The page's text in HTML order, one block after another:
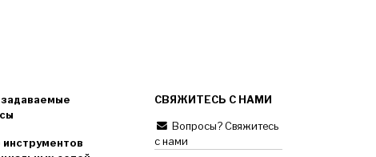
инструментов
СВЯЖИТЕСЬ С НАМИ
Вопросы? Свяжитесь
с нами